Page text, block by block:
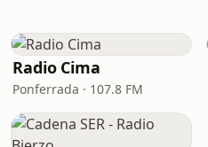
Radio Cima
Ponferrada · 107.8 FM